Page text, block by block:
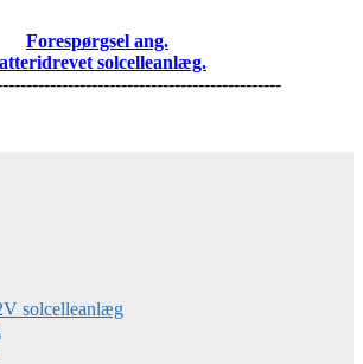
Forespørgsel ang.
solcelleanlæg.
solcelleanlæg